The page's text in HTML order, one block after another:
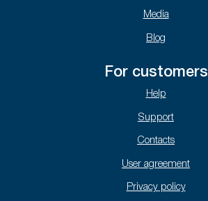
Media
Blog
For customers
Help
Support
Contacts
User agreement
Privacy policy